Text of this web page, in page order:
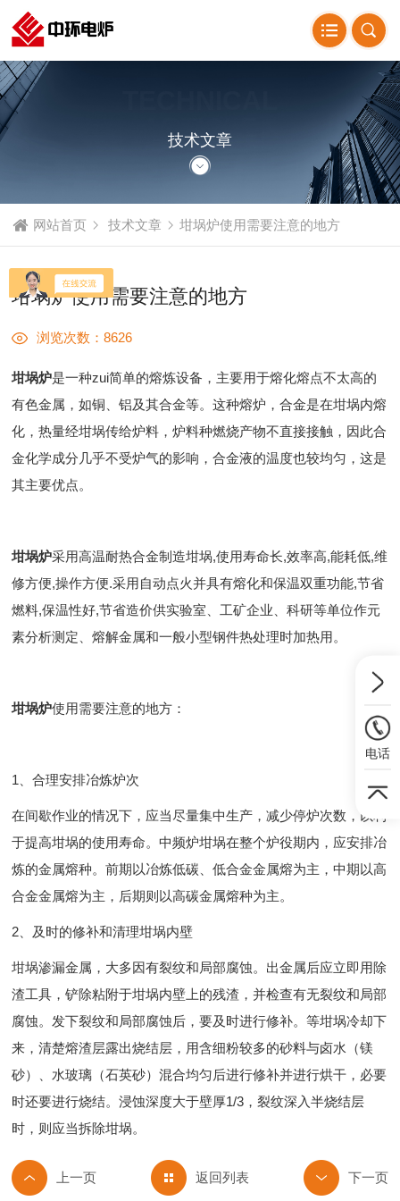
ARTICLE
技术文章
网站首页 技术文章 坩埚炉使用需要注意的地方
坩埚炉使用需要注意的地方
浏览次数：8626
坩埚炉是一种zui简单的熔炼设备，主要用于熔化熔点不太高的
有色金属，如铜、铝及其合金等。这种熔炉，合金是在坩埚内熔
化，热量经坩埚传给炉料，炉料种燃烧产物不直接接触，因此合
金化学成分几乎不受炉气的影响，合金液的温度也较均匀，这是
其主要优点。
坩埚炉采用高温耐热合金制造坩埚,使用寿命长,效率高,能耗低,维
修方便,操作方便.采用自动点火并具有熔化和保温双重功能,节省
燃料,保温性好,节省造价供实验室、工矿企业、科研等单位作元
素分析测定、熔解金属和一般小型钢件热处理时加热用。
坩埚炉使用需要注意的地方：
1、合理安排冶炼炉次
在间歇作业的情况下，应当尽量集中生产，减少停炉次数，以利
于提高坩埚的使用寿命。中频炉坩埚在整个炉役期内，应安排冶
炼的金属熔种。前期以冶炼低碳、低合金金属熔为主，中期以高
合金金属熔为主，后期则以高碳金属熔种为主。
2、及时的修补和清理坩埚内壁
坩埚渗漏金属，大多因有裂纹和局部腐蚀。出金属后应立即用除
渣工具，铲除粘附于坩埚内壁上的残渣，并检查有无裂纹和局部
腐蚀。发下裂纹和局部腐蚀后，要及时进行修补。等坩埚冷却下
来，清楚熔渣层露出烧结层，用含细粉较多的砂料与卤水（镁
砂）、水玻璃（石英砂）混合均匀后进行修补并进行烘干，必要
时还要进行烧结。浸蚀深度大于壁厚1/3，裂纹深入半烧结层
时，则应当拆除坩埚。
返回列表
电话